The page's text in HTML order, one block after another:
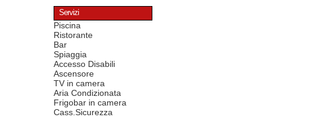
Servizi
Piscina
Ristorante
Bar
Spiaggia
Accesso Disabili
Ascensore
TV in camera
Aria Condizionata
Frigobar in camera
Cass.Sicurezza